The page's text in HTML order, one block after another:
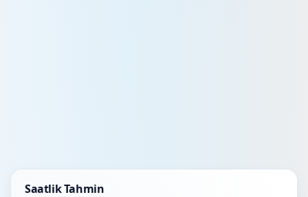
Saatlik Tahmin